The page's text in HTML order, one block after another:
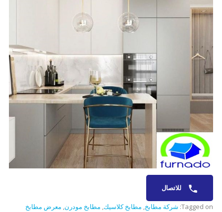
للاتصال
Tagged on: شركة مطابخ, مطابخ كلاسيك, مطابخ مودرن, معرض مطابخ